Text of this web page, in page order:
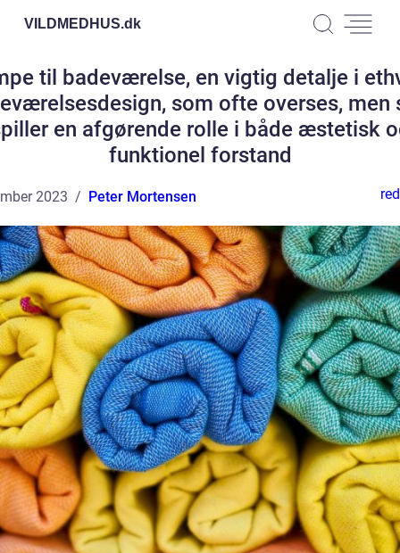
VILDMEDHUS.dk
til badeværelse, en vigtig detalje i
som ofte overses, men
en afgørende rolle i både æstetisk
funktionel forstand
2023 Peter Mortensen